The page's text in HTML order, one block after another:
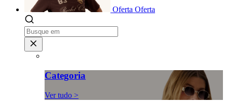
Oferta Oferta
Categoria
Ver tudo >